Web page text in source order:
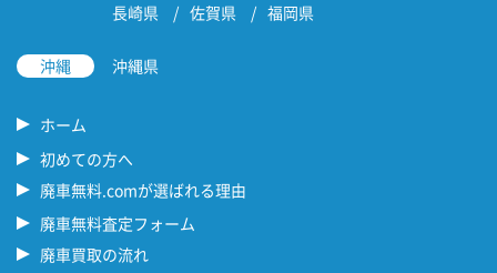
長崎県
佐賀県 福岡県
沖縄 沖縄県
ホーム
初めての方へ
廃車無料.comが選ばれる理由
廃車無料査定フォーム
廃車買取の流れ